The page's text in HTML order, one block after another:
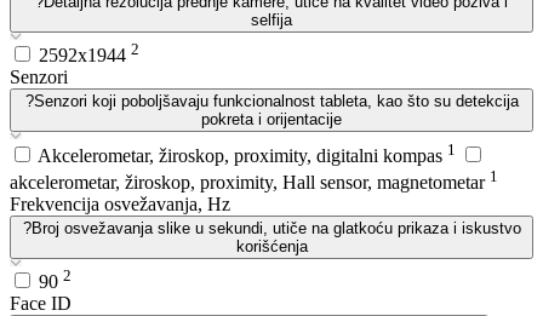
selfija
2592x1944 2
Senzori
?Senzori koji poboljšavaju funkcionalnost tableta, kao što su detekcija
pokreta i orijentacije
Akcelerometar, žiroskop, proximity, digitalni kompas 1
akcelerometar, žiroskop, proximity, Hall sensor, magnetometar 1
Frekvencija osvežavanja, Hz
?Broj osvežavanja slike u sekundi, utiče na glatkoću prikaza i iskustvo
korišćenja
90 2
Face ID